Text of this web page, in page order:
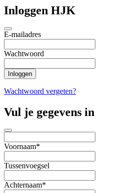
Inloggen HJK
E-mailadres
Wachtwoord
Wachtwoord vergeten?
Vul je gegevens in
Voornaam*
Tussenvoegsel
Achternaam*